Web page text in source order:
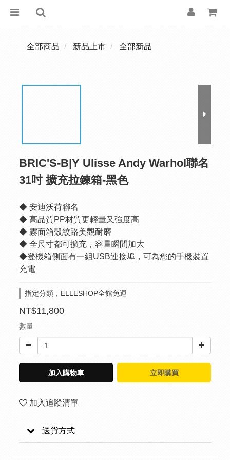
全部商品 新品上市 全部新品
BRIC'S-B|Y Ulisse Andy Warhol聯名
31吋 擴充拉鍊箱-黑色
◆ 安迪沃荷聯名
◆ 高品質PP材質更輕量又強度高
◆ 霧面箱殼紋路美觀耐磨
◆ 全尺寸都可擴充，容量瞬間加大
◆登機箱側面有一組USB連接埠，可為您的手機裝置
充電
指定分類，ELLESHOP全館免運
NT$11,800
數量
加入購物車 立即購買
加入追蹤清單
送貨方式